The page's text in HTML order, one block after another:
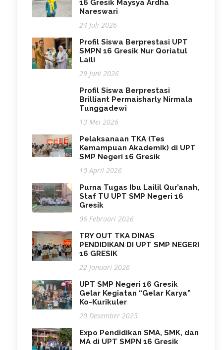
16 Gresik Maysya Ardha
Nareswari
24 Juli 2026
Profil Siswa Berprestasi UPT
SMPN 16 Gresik Nur Qoriatul
Laili
29 Juni 2026
Profil Siswa Berprestasi
Brilliant Permaisharly Nirmala
Tunggadewi
13 Mei 2026
Pelaksanaan TKA (Tes
Kemampuan Akademik) di UPT
SMP Negeri 16 Gresik
10 April 2026
Purna Tugas Ibu Lailil Qur’anah,
Staf TU UPT SMP Negeri 16
Gresik
06 Februari 2026
TRY OUT TKA DINAS
PENDIDIKAN DI UPT SMP NEGERI
16 GRESIK
22 Januari 2026
UPT SMP Negeri 16 Gresik
Gelar Kegiatan “Gelar Karya”
Ko-Kurikuler
20 Desember 2025
Expo Pendidikan SMA, SMK, dan
MA di UPT SMPN 16 Gresik